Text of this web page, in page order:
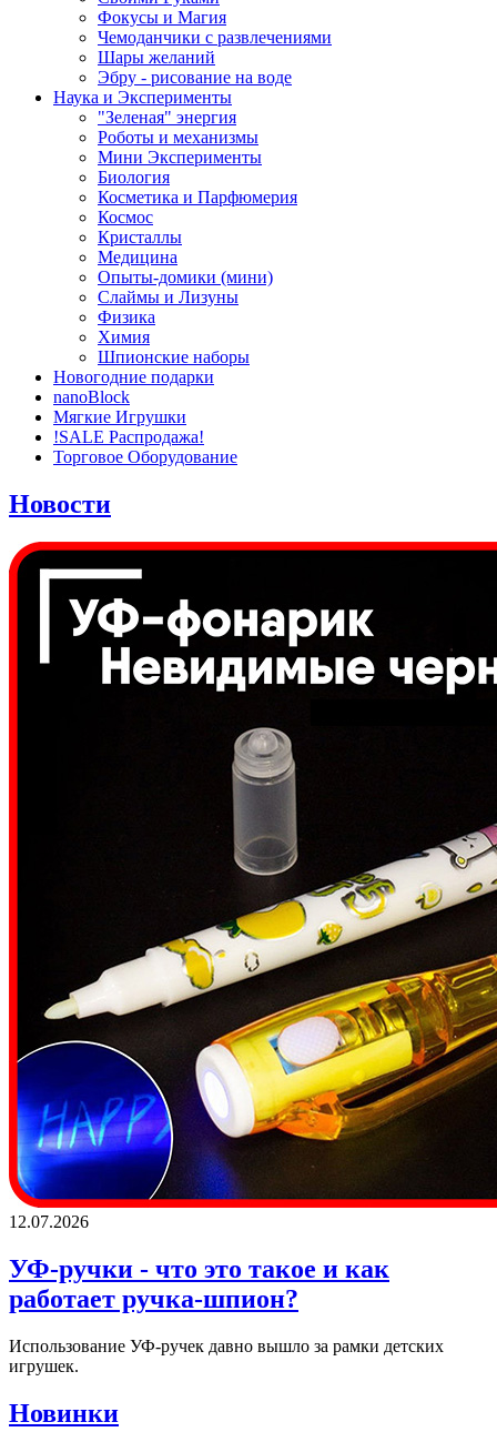
Фокусы и Магия
Чемоданчики с развлечениями
Шары желаний
Эбру - рисование на воде
Наука и Эксперименты
"Зеленая" энергия
Роботы и механизмы
Мини Эксперименты
Биология
Косметика и Парфюмерия
Космос
Кристаллы
Медицина
Опыты-домики (мини)
Слаймы и Лизуны
Физика
Химия
Шпионские наборы
Новогодние подарки
nanoBlock
Мягкие Игрушки
!SALE Распродажа!
Торговое Оборудование
Новости
12.07.2026
УФ-ручки - что это такое и как
работает ручка-шпион?
Использование УФ-ручек давно вышло за рамки детских
игрушек.
Новинки